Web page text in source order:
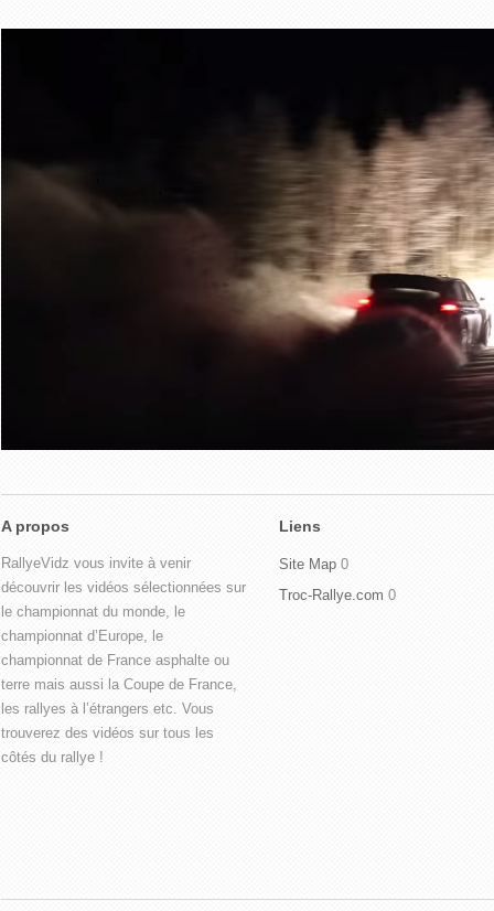
A propos
RallyeVidz vous invite à venir
découvrir les vidéos sélectionnées sur
le championnat du monde, le
championnat d’Europe, le
championnat de France asphalte ou
terre mais aussi la Coupe de France,
les rallyes à l’étrangers etc. Vous
trouverez des vidéos sur tous les
côtés du rallye !
Liens
Site Map 0
Troc-Rallye.com 0